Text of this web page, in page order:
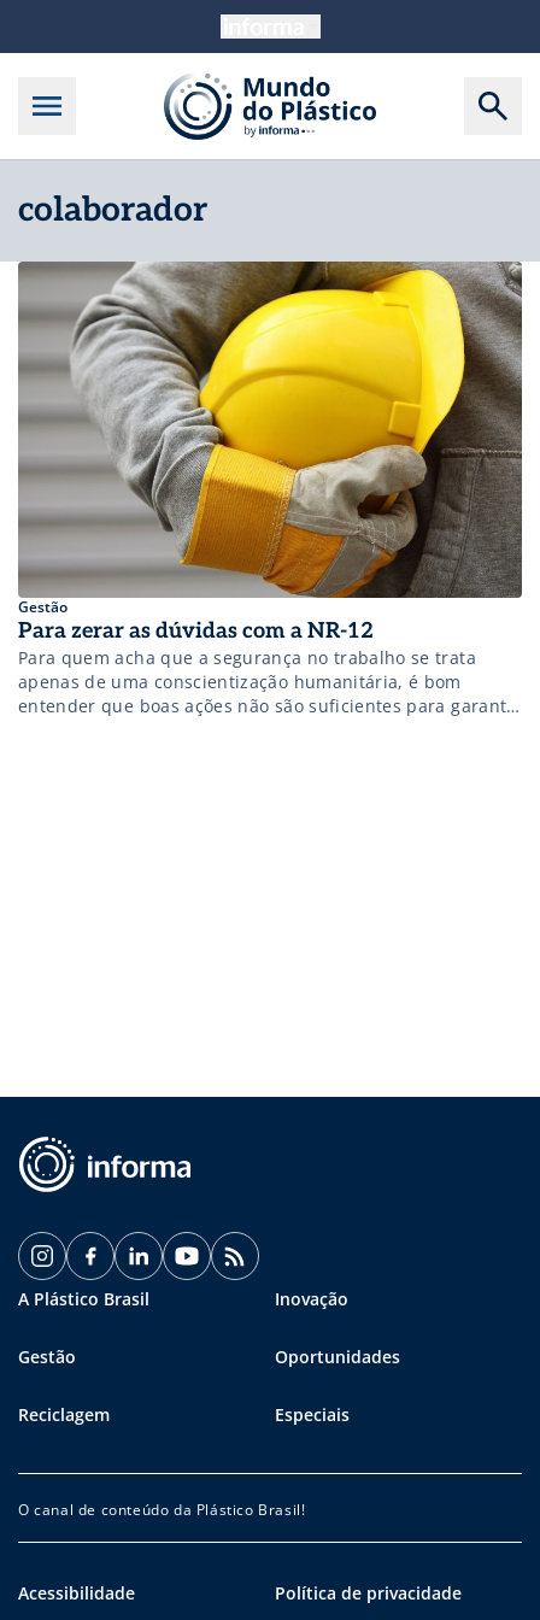
colaborador
Gestão
Para zerar as dúvidas com a NR-12
Para quem acha que a segurança no trabalho se trata
apenas de uma conscientização humanitária, é bom
entender que boas ações não são suficientes para garantir
A Plástico Brasil Inovação
Gestão Oportunidades
Reciclagem Especiais
O canal de conteúdo da Plástico Brasil!
Acessibilidade Política de privacidade